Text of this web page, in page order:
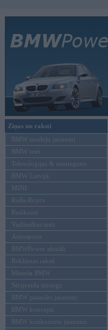
Ziņas un raksti
BMW modeļu jaunumi
BMW testi
Tehnoloģijas & sasniegumi
BMW Latvijā
MINI
Rolls-Royce
Pasākumi
Vadāmības tests
Autosports
BMWPower aktuāli
Reklāmas raksti
Mēneša BMW
Sērijveida tūnings
BMW pasaules jaunumi
BMW koncepti
BMW konkurentu jaunumi